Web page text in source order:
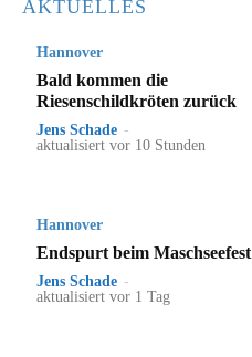
AKTUELLES
Hannover
Bald kommen die
Riesenschildkröten zurück
Jens Schade -
aktualisiert vor 10 Stunden
Hannover
Endspurt beim Maschseefest
Jens Schade -
aktualisiert vor 1 Tag